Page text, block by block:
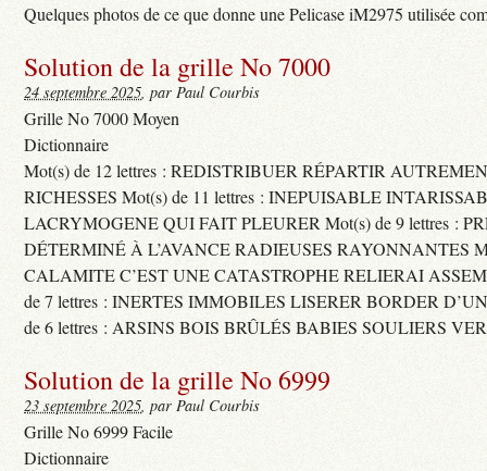
Quelques photos de ce que donne une Pelicase iM2975 utilisée
Solution de la grille No 7000
24 septembre 2025, par Paul Courbis
Grille No 7000 Moyen
Dictionnaire
Mot(s) de 12 lettres : REDISTRIBUER RÉPARTIR
RICHESSES Mot(s) de 11 lettres : INEPUISABLE
LACRYMOGENE QUI FAIT PLEURER Mot(s) de 9 lettres :
DÉTERMINÉ À L’AVANCE RADIEUSES RAYONNANTES
CALAMITE C’EST UNE CATASTROPHE RELIERAI
de 7 lettres : INERTES IMMOBILES LISERER BORDER
de 6 lettres : ARSINS BOIS BRÛLÉS BABIES SOULIERS
Solution de la grille No 6999
23 septembre 2025, par Paul Courbis
Grille No 6999 Facile
Dictionnaire